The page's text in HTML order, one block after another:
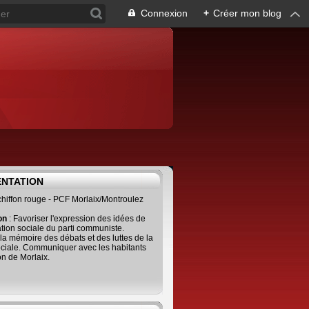
Connexion + Créer mon blog
rouge - PCF Morlaix/Montroulez
: Favoriser l'expression des idées de
sociale du parti communiste.
mémoire des débats et des luttes de la
Communiquer avec les habitants
de Morlaix.